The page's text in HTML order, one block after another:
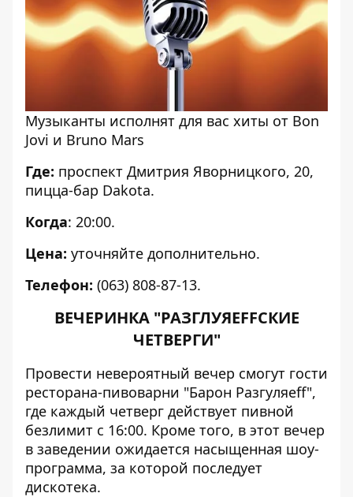
Музыканты исполнят для вас хиты от Bon
Jovi и Bruno Mars
Где: проспект Дмитрия Яворницкого, 20,
пицца-бар Dakota.
Когда: 20:00.
Цена: уточняйте дополнительно.
Телефон: (063) 808-87-13.
ВЕЧЕРИНКА "РАЗГЛУЯЕFFСКИЕ
ЧЕТВЕРГИ"
Провести невероятный вечер смогут гости
ресторана-пивоварни "Барон Разгуляеff",
где каждый четверг действует пивной
безлимит с 16:00. Кроме того, в этот вечер
в заведении ожидается насыщенная шоу-
программа, за которой последует
дискотека.